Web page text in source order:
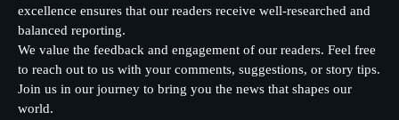
excellence ensures that our readers receive well-researched and
balanced reporting.
We value the feedback and engagement of our readers. Feel free
to reach out to us with your comments, suggestions, or story tips.
Join us in our journey to bring you the news that shapes our
world.